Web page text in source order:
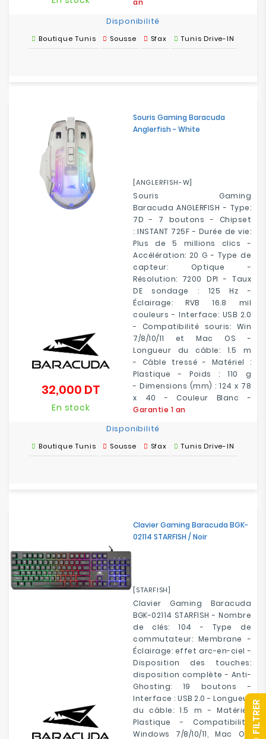
an
Disponibilité
Boutique Tunis Sousse Sfax Tunis Drive-IN
Souris Gaming Baracuda
Anglerfish - White
[ANGLERFISH-W]
Souris Gaming
BaracudaANGLERFISH - Type:
7D - 7 boutons - Chipset
: INSTANT 725F - Durée de vie:
Plus de 5 millions clics -
Accélération: 20 G - Type de
capteur: Optique -
Résolution: 7200 DPI - Taux
DE sondage : 125 Hz -
Éclairage: RVB 16.8 mil
couleurs - Interface: USB 2.0
- Compatibilité souris: Win
7/8/10/11 et Mac OS -
Longueur du câble: 1.5 m
- Câble tressé - Matériel :
Plastique - Poids : 110 g
- Dimensions (mm) : 124 x 78
x 40 - Couleur Blanc -
Garantie 1 an
32,000 DT
En stock
Disponibilité
Boutique Tunis Sousse Sfax Tunis Drive-IN
Clavier Gaming Baracuda BGK-
02114 STARFISH / Noir
[STARFISH]
Clavier Gaming Baracuda
BGK-02114 STARFISH - Nombre
de clés: 104 - Type de
commutateur: Membrane -
Éclairage: effet arc-en-ciel -
Disposition des touches:
disposition complète - Anti-
Ghosting: 19 boutons -
Interface : USB 2.0 - Longueur
du câble: 1.5 m - Matériel:
Plastique - Compatibilité:
Windows 7/8/10/11, Mac OS,
R